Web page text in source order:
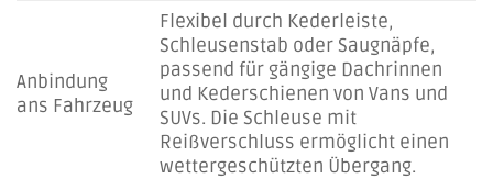
Anbindung
ans Fahrzeug
Flexibel durch Kederleiste,
Schleusenstab oder Saugnäpfe,
passend für gängige Dachrinnen
und Kederschienen von Vans und
SUVs. Die Schleuse mit
Reißverschluss ermöglicht einen
wettergeschützten Übergang.